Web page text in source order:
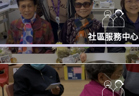
社區服務中心